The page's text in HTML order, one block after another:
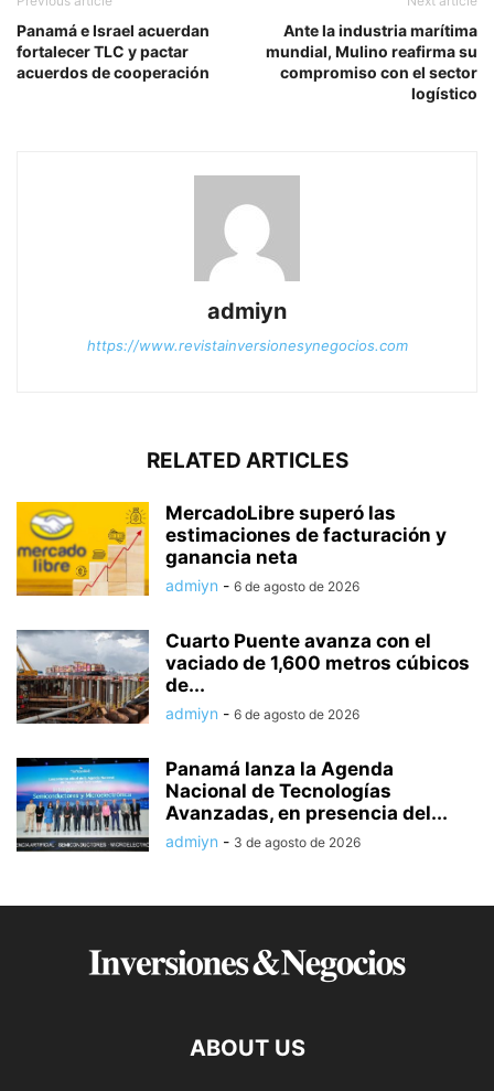
Panamá e Israel acuerdan
fortalecer TLC y pactar
acuerdos de cooperación
Ante la industria marítima
mundial, Mulino reafirma su
compromiso con el sector
logístico
admiyn
https://www.revistainversionesynegocios.com
RELATED ARTICLES
MercadoLibre superó las
estimaciones de facturación y
ganancia neta
admiyn - 6 de agosto de 2026
Cuarto Puente avanza con el
vaciado de 1,600 metros cúbicos
de...
admiyn - 6 de agosto de 2026
Panamá lanza la Agenda
Nacional de Tecnologías
Avanzadas, en presencia del...
admiyn - 3 de agosto de 2026
ABOUT US